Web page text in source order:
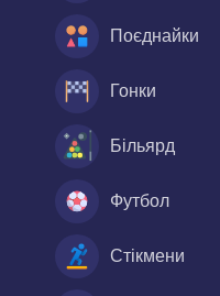
Поєднайки
Гонки
Більярд
Футбол
Стікмени